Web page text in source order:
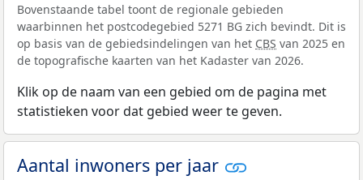
Bovenstaande tabel toont de regionale gebieden
waarbinnen het postcodegebied 5271 BG zich bevindt. Dit is
op basis van de gebiedsindelingen van het CBS van 2025 en
de topografische kaarten van het Kadaster van 2026.
Klik op de naam van een gebied om de pagina met
statistieken voor dat gebied weer te geven.
Aantal inwoners per jaar